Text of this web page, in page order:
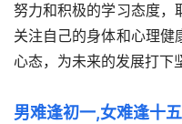
努力和积极的学习态度，
关注自己的身体和心理健
心态，为未来的发展打下
男难逢初一,女难逢十五